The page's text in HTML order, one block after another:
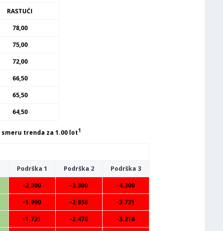
RASTUĆI
78,00
75,00
72,00
66,50
65,50
64,50
smeru trenda za 1.00 lot1
Podrška 1 Podrška 2
Podrška 3
-2.300 -3.300
-4.300
-1.990 -2.856
-3.721
-1.721 -2.470
-3.218